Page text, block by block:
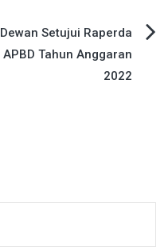
Dewan Setujui Raperda
APBD Tahun Anggaran
2022